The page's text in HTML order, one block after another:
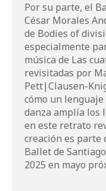
Por su parte, el
César Morales
de Bodies of
especialmente
música de Las
revisitadas por
Pett|Clausen-
cómo un
danza amplía los
en este retrato
creación es parte
Ballet de
2025 en mayo